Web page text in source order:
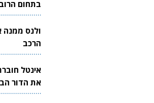
בתחום
ולנס ממנה
הרכב
אינטל
את הדור
לשבבים